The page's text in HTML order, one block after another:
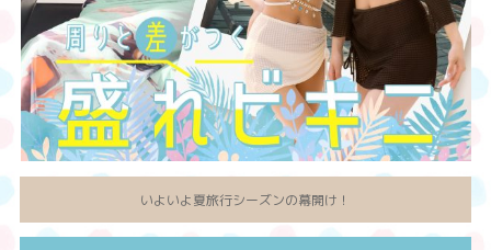
いよいよ夏旅行シーズンの幕開け！